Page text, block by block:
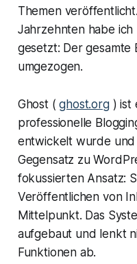
Themen
Jahrzehnten habe
gesetzt: Der gesamte
umgezogen.
Ghost (ghost.org) ist
professionelle
entwickelt wurde
Gegensatz zu
fokussierten Ansatz:
Veröffentlichen von
Mittelpunkt. Das
aufgebaut und lenkt
Funktionen ab.